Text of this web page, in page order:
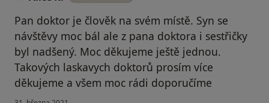
Pan doktor je člověk na svém místě. Syn se
návštěvy moc bál ale z pana doktora i sestřičky
byl nadšený. Moc děkujeme ještě jednou.
Takových laskavych doktorů prosím více
děkujeme a všem moc rádi doporučíme